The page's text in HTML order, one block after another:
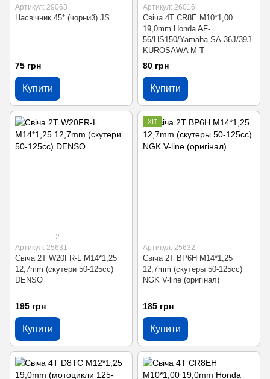
Артикул: 29063
Насвічник 45* (чорний) JS
75 грн
Купити
Артикул: 26016
Свіча 4T CR8E M10*1,00
19,0mm Honda AF-
56/HS150/Yamaha SA-36J/39J
KUROSAWA M-T
80 грн
Купити
2
Артикул: 25631
Свіча 2T W20FR-L M14*1,25
12,7mm (скутери 50-125сс)
DENSO
195 грн
Купити
ХІТ
Артикул: 25632
Свіча 2T BP6H M14*1,25
12,7mm (скутеры 50-125сс)
NGK V-line (оригінал)
185 грн
Купити